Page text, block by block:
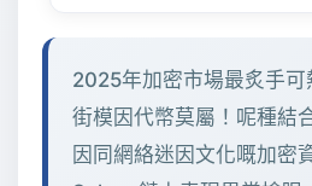
2025年加密市場最炙手可
街模因代幣莫屬！呢種結
因同網絡迷因文化嘅加密